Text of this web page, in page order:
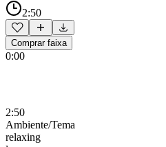
2:50
Comprar faixa
0:00
2:50
Ambiente/Tema
relaxing